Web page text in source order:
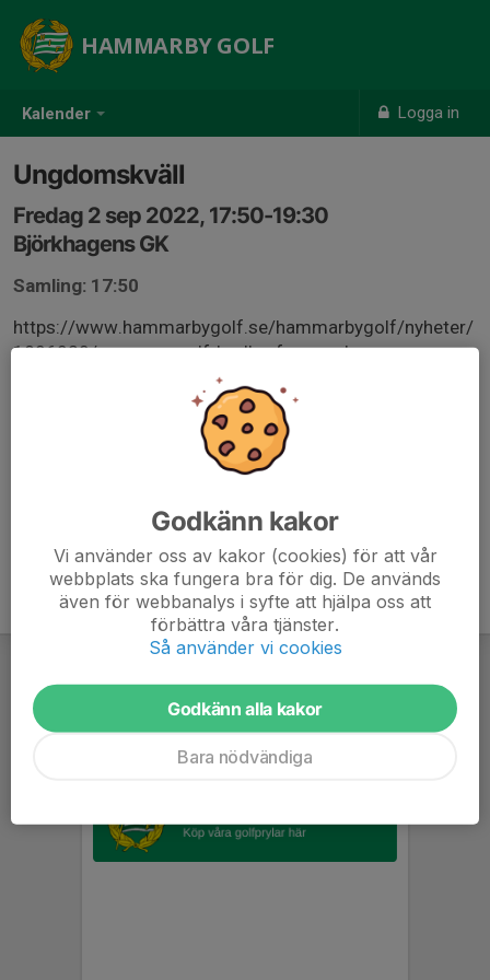
Kalender Logga in
HAMMARBY GOLF
Ungdomskväll
Fredag 2 sep 2022, 17:50-19:30
Björkhagens GK
Samling: 17:50
https://www.hammarbygolf.se/hammarbygolf/nyheter/
1806020/prova-pa-golf-kvallar-for-ungdomar
Godkänn kakor
Vi använder oss av kakor (cookies) för att vår
webbplats ska fungera bra för dig. De används
även för webbanalys i syfte att hjälpa oss att
förbättra våra tjänster.
Så använder vi cookies
Godkänn alla kakor
Bara nödvändiga